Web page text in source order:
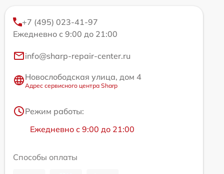
+7 (495) 023-41-97
Ежедневно с 9:00 до 21:00
info@sharp-repair-center.ru
Новослободская улица, дом 4
Адрес сервисного центра Sharp
Режим работы:
Ежедневно с 9:00 до 21:00
Способы оплаты